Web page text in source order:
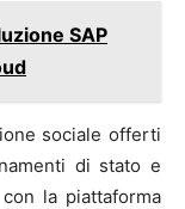
SAP
sociale offerti
di stato e
la piattaforma